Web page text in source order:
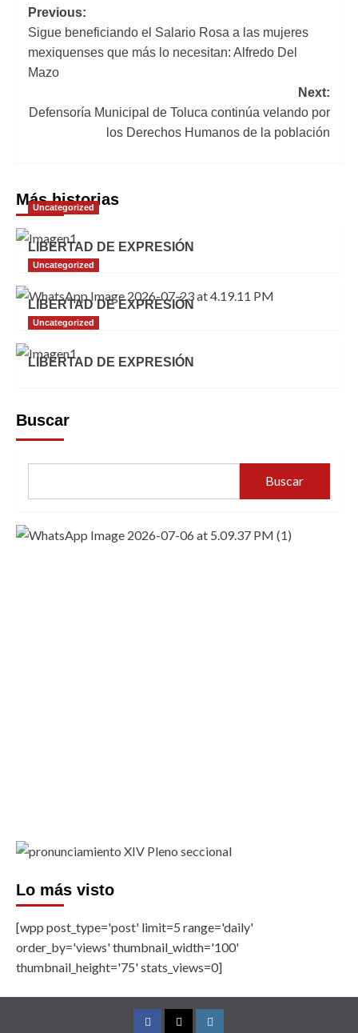
Navegación
de
entradas
Previous:
Sigue beneficiando el Salario Rosa a las mujeres
mexiquenses que más lo necesitan: Alfredo Del
Mazo
Next:
Defensoría Municipal de Toluca continúa velando por
los Derechos Humanos de la población
Más historias
Uncategorized
LIBERTAD DE EXPRESIÓN
Uncategorized
LIBERTAD DE EXPRESIÓN
Uncategorized
LIBERTAD DE EXPRESIÓN
Buscar
Buscar
Lo más visto
[wpp post_type='post' limit=5 range='daily'
order_by='views' thumbnail_width='100'
thumbnail_height='75' stats_views=0]